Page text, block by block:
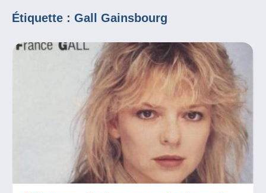
Étiquette : Gall Gainsbourg